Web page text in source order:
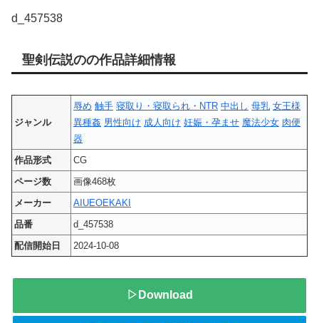
d_457538
聖剣伝説のの作品詳細情報
ジャンル
辱め 触手 寝取り・寝取られ・NTR 中出し 母乳 女王様
異種姦 男性向け 成人向け 妊娠・孕ませ 魔法少女 肉便
器
作品形式
CG
ページ数
画像468枚
メーカー
AIUEOEKAKI
品番
d_457538
配信開始日
2024-10-08
▷Download